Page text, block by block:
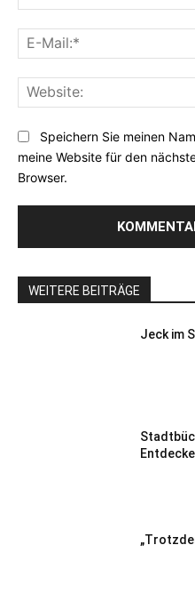
Speichern Sie meinen
meine Website für den
Browser.
WEITERE BEITRÄGE
Jeck im